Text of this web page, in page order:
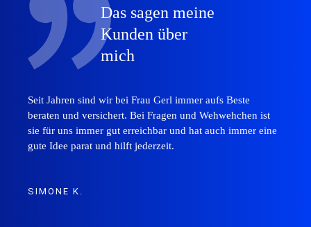
Das sagen meine
Kunden über
mich
Seit Jahren sind wir bei Frau Gerl immer aufs Beste
beraten und versichert. Bei Fragen und Wehwehchen ist
sie für uns immer gut erreichbar und hat auch immer eine
gute Idee parat und hilft jederzeit.
SIMONE K.